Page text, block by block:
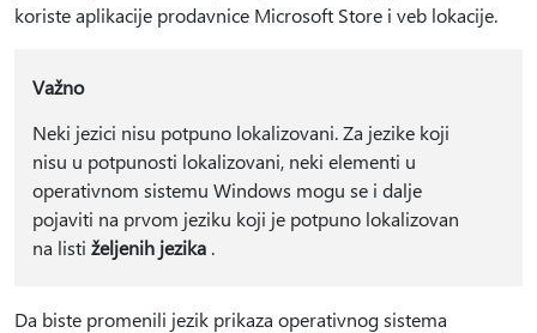
koriste aplikacije prodavnice Microsoft Store i veb lokacije.
Važno
Neki jezici nisu potpuno lokalizovani. Za jezike koji
nisu u potpunosti lokalizovani, neki elementi u
operativnom sistemu Windows mogu se i dalje
pojaviti na prvom jeziku koji je potpuno lokalizovan
na listi željenih jezika.
Da biste promenili jezik prikaza operativnog sistema